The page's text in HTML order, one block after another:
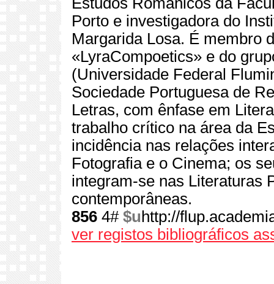
Porto e investigadora do
Margarida Losa. É membro
«LyraCompoetics» e do
(Universidade Federal
Sociedade Portuguesa de
Letras, com ênfase em
trabalho crítico na área da
incidência nas relações
Fotografia e o Cinema; os
integram-se nas Literaturas
contemporâneas.
856 4# $u http://
ver registos bibliográficos